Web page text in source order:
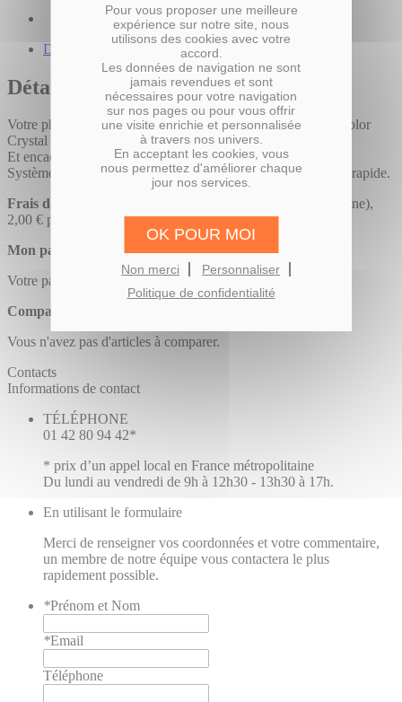
Pour vous proposer une meilleure
expérience sur notre site, nous
utilisons des cookies avec votre
accord.
Les données de navigation ne sont
jamais revendues et sont
nécessaires pour votre navigation
sur nos pages ou pour vous offrir
une visite enrichie et personnalisée
à travers nos univers.
En acceptant les cookies, vous
nous permettez d'améliorer chaque
jour nos services.
OK POUR MOI
Non merci
Personnaliser
Politique de confidentialité
Description du produit
Détails
Votre photo développée sur papier photo professionnel Fujicolor
Crystal Archive,
Et encadrée dans un cadre en bois certifié FSC.
Système d’accroche pré fixé pour une mise en place facile et rapide.
Frais de port :
11 € (envoi Colissimo en France métropolitaine),
2,00 € par exemplaire supplémentaire.
Mon panier
Votre panier est vide.
Comparer des produits
Vous n'avez pas d'articles à comparer.
Contacts
Informations de contact
TÉLÉPHONE
01 42 80 94 42*
* prix d’un appel local en France métropolitaine
Du lundi au vendredi de 9h à 12h30 - 13h30 à 17h.
En utilisant le formulaire
Merci de renseigner vos coordonnées et votre commentaire,
un membre de notre équipe vous contactera le plus
rapidement possible.
*Prénom et Nom
*Email
Téléphone